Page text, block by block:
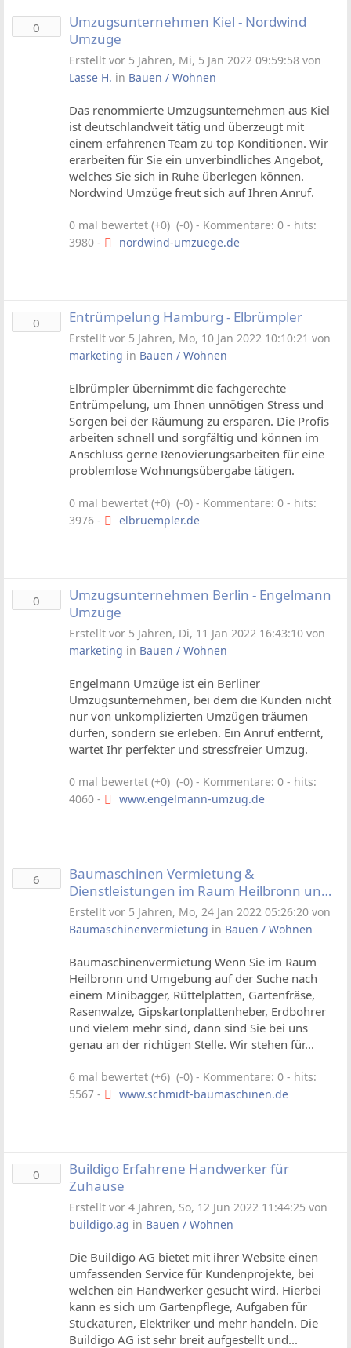
0
Umzugsunternehmen Kiel - Nordwind
Umzüge
Erstellt vor 5 Jahren, Mi, 5 Jan 2022 09:59:58 von
Lasse H. in Bauen / Wohnen
Das renommierte Umzugsunternehmen aus Kiel
ist deutschlandweit tätig und überzeugt mit
einem erfahrenen Team zu top Konditionen. Wir
erarbeiten für Sie ein unverbindliches Angebot,
welches Sie sich in Ruhe überlegen können.
Nordwind Umzüge freut sich auf Ihren Anruf.
0 mal bewertet (+0) (-0)- Kommentare: 0 - hits:
3980 -
nordwind-umzuege.de
0 Entrümpelung Hamburg - Elbrümpler
Erstellt vor 5 Jahren, Mo, 10 Jan 2022 10:10:21 von
marketing in Bauen / Wohnen
Elbrümpler übernimmt die fachgerechte
Entrümpelung, um Ihnen unnötigen Stress und
Sorgen bei der Räumung zu ersparen. Die Profis
arbeiten schnell und sorgfältig und können im
Anschluss gerne Renovierungsarbeiten für eine
problemlose Wohnungsübergabe tätigen.
0 mal bewertet (+0) (-0)- Kommentare: 0 - hits:
3976 -
elbruempler.de
0
Umzugsunternehmen Berlin - Engelmann
Umzüge
Erstellt vor 5 Jahren, Di, 11 Jan 2022 16:43:10 von
marketing in Bauen / Wohnen
Engelmann Umzüge ist ein Berliner
Umzugsunternehmen, bei dem die Kunden nicht
nur von unkomplizierten Umzügen träumen
dürfen, sondern sie erleben. Ein Anruf entfernt,
wartet Ihr perfekter und stressfreier Umzug.
0 mal bewertet (+0) (-0)- Kommentare: 0 - hits:
4060 -
www.engelmann-umzug.de
6
Baumaschinen Vermietung &
Dienstleistungen im Raum Heilbronn und
Umgebung
Erstellt vor 5 Jahren, Mo, 24 Jan 2022 05:26:20 von
Baumaschinenvermietung in Bauen / Wohnen
Baumaschinenvermietung Wenn Sie im Raum
Heilbronn und Umgebung auf der Suche nach
einem Minibagger, Rüttelplatten, Gartenfräse,
Rasenwalze, Gipskartonplattenheber, Erdbohrer
und vielem mehr sind, dann sind Sie bei uns
genau an der richtigen Stelle. Wir stehen für...
6 mal bewertet (+6) (-0)- Kommentare: 0 - hits:
5567 -
www.schmidt-baumaschinen.de
0
Buildigo Erfahrene Handwerker für
Zuhause
Erstellt vor 4 Jahren, So, 12 Jun 2022 11:44:25 von
buildigo.ag in Bauen / Wohnen
Die Buildigo AG bietet mit ihrer Website einen
umfassenden Service für Kundenprojekte, bei
welchen ein Handwerker gesucht wird. Hierbei
kann es sich um Gartenpflege, Aufgaben für
Stuckaturen, Elektriker und mehr handeln. Die
Buildigo AG ist sehr breit aufgestellt und...